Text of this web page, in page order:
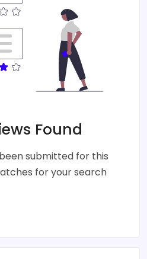
Found
submitted for this
for your search